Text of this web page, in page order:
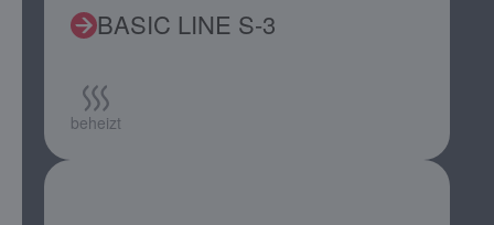
BASIC LINE S-3
beheizt